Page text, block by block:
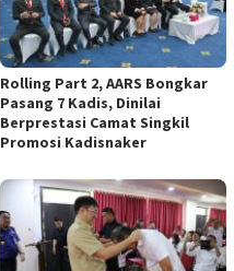
Rolling Part 2, AARS Bongkar
Pasang 7 Kadis, Dinilai
Berprestasi Camat Singkil
Promosi Kadisnaker